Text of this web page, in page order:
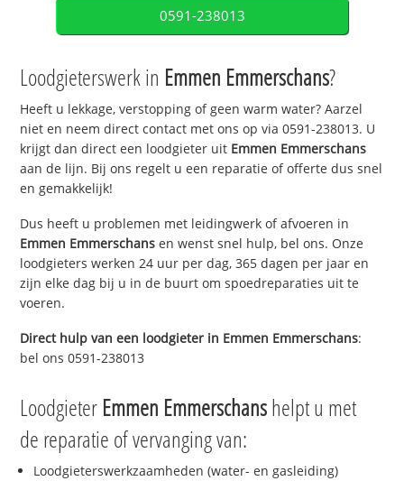
0591-238013
Loodgieterswerk in Emmen Emmerschans?
Heeft u lekkage, verstopping of geen warm water? Aarzel
niet en neem direct contact met ons op via 0591-238013. U
krijgt dan direct een loodgieter uit Emmen Emmerschans
aan de lijn. Bij ons regelt u een reparatie of offerte dus snel
en gemakkelijk!
Dus heeft u problemen met leidingwerk of afvoeren in
Emmen Emmerschans en wenst snel hulp, bel ons. Onze
loodgieters werken 24 uur per dag, 365 dagen per jaar en
zijn elke dag bij u in de buurt om spoedreparaties uit te
voeren.
Direct hulp van een loodgieter in Emmen Emmerschans:
bel ons 0591-238013
Loodgieter Emmen Emmerschanshelpt u met
de reparatie of vervanging van:
Loodgieterswerkzaamheden (water- en gasleiding)